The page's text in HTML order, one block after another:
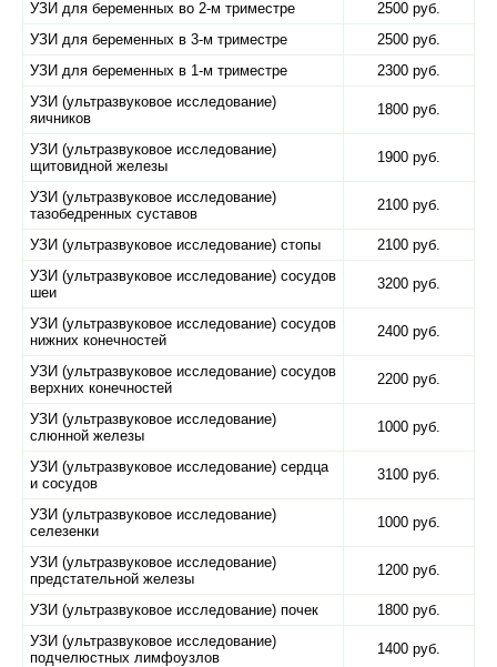
УЗИ для беременных во 2-м триместре
2500 руб.
УЗИ для беременных в 3-м триместре
2500 руб.
УЗИ для беременных в 1-м триместре
2300 руб.
УЗИ (ультразвуковое исследование)
яичников
1800 руб.
УЗИ (ультразвуковое исследование)
щитовидной железы
1900 руб.
УЗИ (ультразвуковое исследование)
тазобедренных суставов
2100 руб.
УЗИ (ультразвуковое исследование) стопы
2100 руб.
УЗИ (ультразвуковое исследование) сосудов
шеи
3200 руб.
УЗИ (ультразвуковое исследование) сосудов
нижних конечностей
2400 руб.
УЗИ (ультразвуковое исследование) сосудов
верхних конечностей
2200 руб.
УЗИ (ультразвуковое исследование)
слюнной железы
1000 руб.
УЗИ (ультразвуковое исследование) сердца
и сосудов
3100 руб.
УЗИ (ультразвуковое исследование)
селезенки
1000 руб.
УЗИ (ультразвуковое исследование)
предстательной железы
1200 руб.
УЗИ (ультразвуковое исследование) почек
1800 руб.
УЗИ (ультразвуковое исследование)
подчелюстных лимфоузлов
1400 руб.